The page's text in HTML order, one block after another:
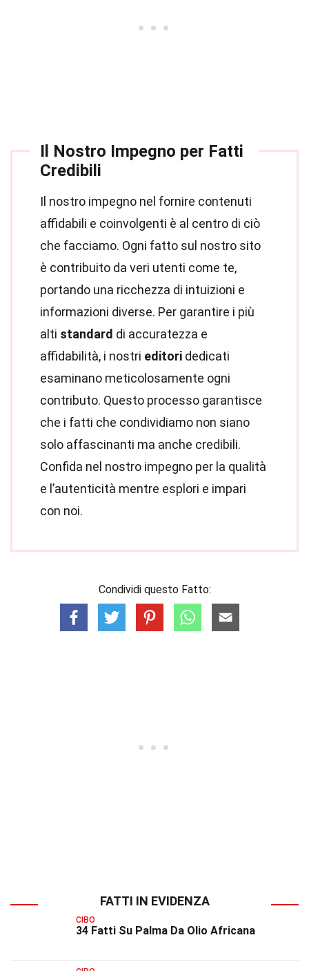
Il Nostro Impegno per Fatti
Credibili
Il nostro impegno nel fornire contenuti
affidabili e coinvolgenti è al centro di ciò
che facciamo. Ogni fatto sul nostro sito
è contribuito da veri utenti come te,
portando una ricchezza di intuizioni e
informazioni diverse. Per garantire i più
alti standard di accuratezza e
affidabilità, i nostri editori dedicati
esaminano meticolosamente ogni
contributo. Questo processo garantisce
che i fatti che condividiamo non siano
solo affascinanti ma anche credibili.
Confida nel nostro impegno per la qualità
e l’autenticità mentre esplori e impari
con noi.
Condividi questo Fatto:
FATTI IN EVIDENZA
CIBO
34 Fatti Su Palma Da Olio Africana